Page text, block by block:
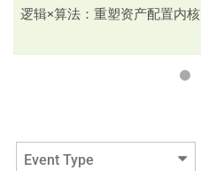
逻辑×算法：重塑资产配置内核
Event Type